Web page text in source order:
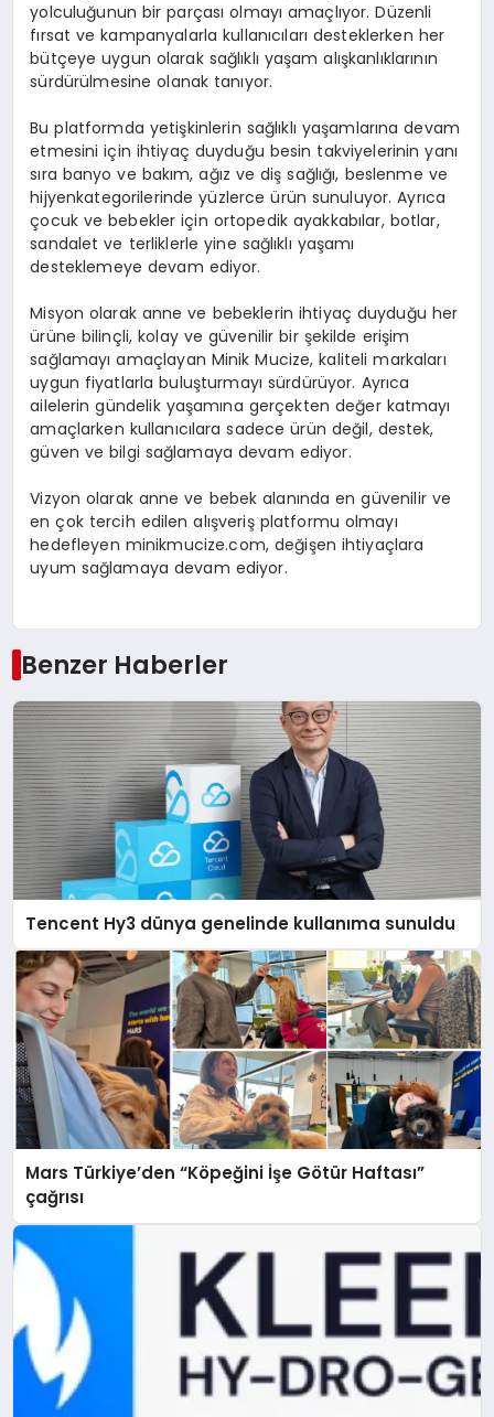
yolculuğunun bir parçası olmayı amaçlıyor. Düzenli
fırsat ve kampanyalarla kullanıcıları desteklerken her
bütçeye uygun olarak sağlıklı yaşam alışkanlıklarının
sürdürülmesine olanak tanıyor.
Bu platformda yetişkinlerin sağlıklı yaşamlarına devam
etmesini için ihtiyaç duyduğu besin takviyelerinin yanı
sıra banyo ve bakım, ağız ve diş sağlığı, beslenme ve
hijyenkategorilerinde yüzlerce ürün sunuluyor. Ayrıca
çocuk ve bebekler için ortopedik ayakkabılar, botlar,
sandalet ve terliklerle yine sağlıklı yaşamı
desteklemeye devam ediyor.
Misyon olarak anne ve bebeklerin ihtiyaç duyduğu her
ürüne bilinçli, kolay ve güvenilir bir şekilde erişim
sağlamayı amaçlayan Minik Mucize, kaliteli markaları
uygun fiyatlarla buluşturmayı sürdürüyor. Ayrıca
ailelerin gündelik yaşamına gerçekten değer katmayı
amaçlarken kullanıcılara sadece ürün değil, destek,
güven ve bilgi sağlamaya devam ediyor.
Vizyon olarak anne ve bebek alanında en güvenilir ve
en çok tercih edilen alışveriş platformu olmayı
hedefleyen minikmucize.com, değişen ihtiyaçlara
uyum sağlamaya devam ediyor.
Benzer Haberler
Tencent Hy3 dünya genelinde kullanıma sunuldu
Mars Türkiye’den “Köpeğini İşe Götür Haftası”
çağrısı